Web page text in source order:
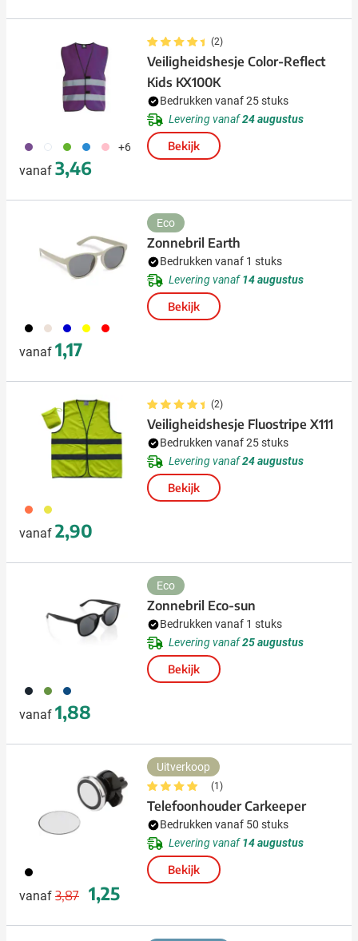
354 002 004 005 017 +6
vanaf 3,46
(2)
Veiligheidshesje Color-Reflect
Kids KX100K
Bedrukken vanaf 25 stuks
Levering vanaf24 augustus
Bekijk
001 357 005 006 008
vanaf 1,17
Eco
Zonnebril Earth
Bedrukken vanaf 1 stuks
Levering vanaf14 augustus
Bekijk
415 416
vanaf 2,90
(2)
Veiligheidshesje Fluostripe X111
Bedrukken vanaf 25 stuks
Levering vanaf24 augustus
Bekijk
001 004 005
vanaf 1,88
Eco
Zonnebril Eco-sun
Bedrukken vanaf 1 stuks
Levering vanaf25 augustus
Bekijk
001
vanaf
Normale prijs
3,87
Speciale prijs
1,25
Uitverkoop
(1)
Telefoonhouder Carkeeper
Bedrukken vanaf 50 stuks
Levering vanaf14 augustus
Bekijk